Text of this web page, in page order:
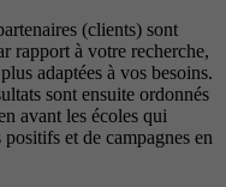
(clients) sont
rapport à votre recherche,
adaptées à vos besoins.
sont ensuite ordonnés
avant les écoles qui
et de campagnes en